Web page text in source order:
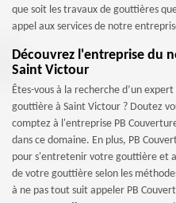
que soit les travaux de gouttières
appel aux services de notre
Découvrez l'entreprise du
Saint Victour
Êtes-vous à la recherche d’un
gouttière à Saint Victour ? Doutez
comptez à l'entreprise PB
dans ce domaine. En plus, PB
pour s'entretenir votre gouttière et
de votre gouttière selon les
à ne pas tout suit appeler PB